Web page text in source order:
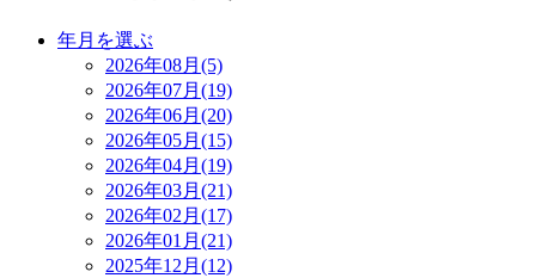
年月を選ぶ
2026年08月(5)
2026年07月(19)
2026年06月(20)
2026年05月(15)
2026年04月(19)
2026年03月(21)
2026年02月(17)
2026年01月(21)
2025年12月(12)